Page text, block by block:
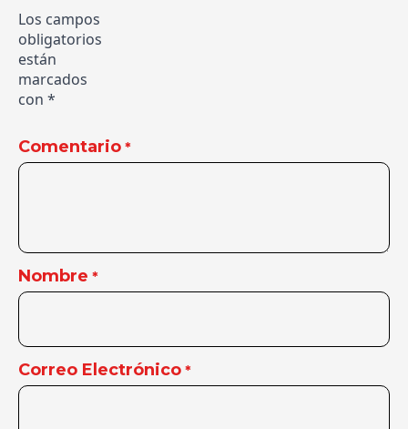
Los campos
obligatorios
están
marcados
con *
Comentario *
Nombre *
Correo Electrónico *